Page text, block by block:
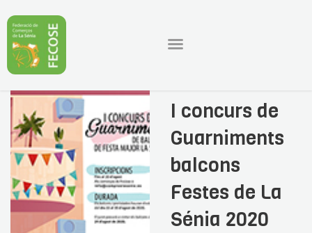
I concurs de
Guarniments
balcons
Festes de La
Sénia 2020